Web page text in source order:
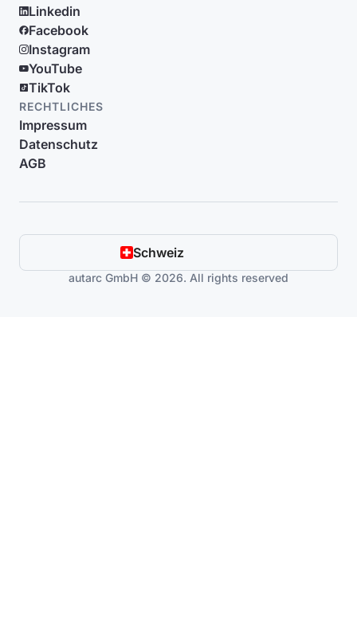
Linkedin
Facebook
Instagram
YouTube
TikTok
RECHTLICHES
Impressum
Datenschutz
AGB
Schweiz
autarc GmbH © 2026. All rights reserved